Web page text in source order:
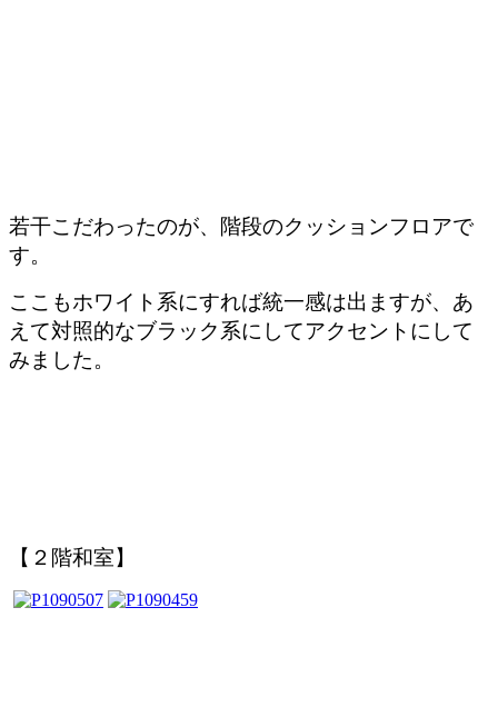
若干こだわったのが、階段のクッションフロアで
す。
ここもホワイト系にすれば統一感は出ますが、あ
えて対照的なブラック系にしてアクセントにして
みました。
【２階和室】